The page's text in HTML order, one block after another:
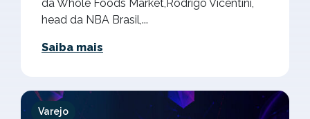
da Whole Foods Market,Rodrigo Vicentini,
head da NBA Brasil,...
Saiba mais
Varejo